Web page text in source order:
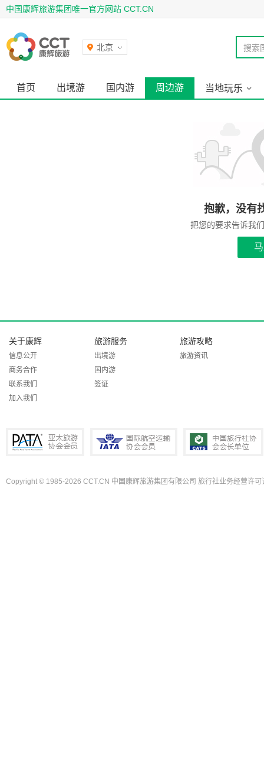
中国康辉旅游集团唯一官方网站 CCT.CN
北京 搜索
首页 出境游 国内游 周边游 当地玩乐
抱歉，没有
把您的要求告诉我
关于康辉
信息公开
商务合作
联系我们
加入我们
旅游服务
出境游
国内游
签证
旅游攻略
旅游资讯
Copyright © 1985-2026 CCT.CN 中国康辉旅游集团有限公司 旅行社业务经营许